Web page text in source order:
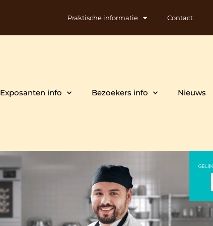
Praktische informatie Contact
Exposanten info Bezoekers info Nieuws